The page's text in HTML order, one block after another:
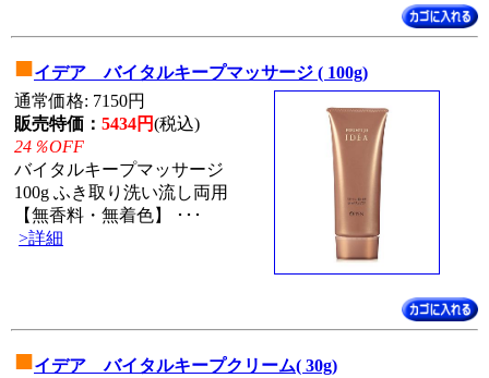
■イデア バイタルキープマッサージ ( 100g)
通常価格: 7150円
販売特価： 5434円(税込)
24％OFF
バイタルキープマッサージ
100g ふき取り洗い流し両用
【無香料・無着色】 ･･･
>詳細
■イデア バイタルキープクリーム( 30g)